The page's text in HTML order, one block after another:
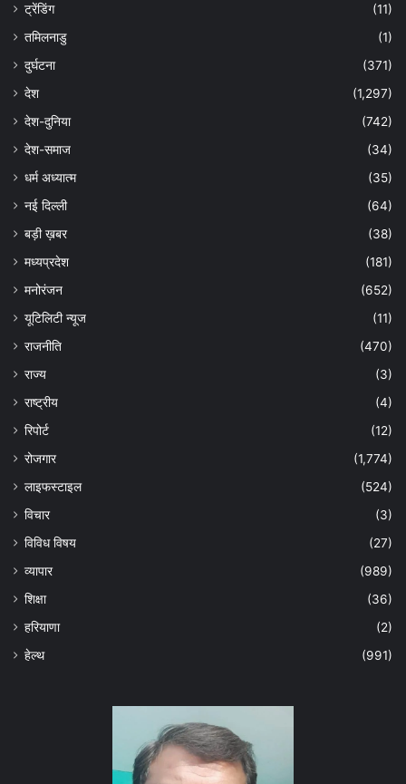
ट्रेंडिंग
(11)
तमिलनाडु
(1)
दुर्घटना
(371)
देश
(1,297)
देश-दुनिया
(742)
देश-समाज
(34)
धर्म अध्यात्म
(35)
नई दिल्ली
(64)
बड़ी ख़बर
(38)
मध्यप्रदेश
(181)
मनोरंजन
(652)
यूटिलिटी न्यूज
(11)
राजनीति
(470)
राज्य
(3)
राष्ट्रीय
(4)
रिपोर्ट
(12)
रोजगार
(1,774)
लाइफस्टाइल
(524)
विचार
(3)
विविध विषय
(27)
व्यापार
(989)
शिक्षा
(36)
हरियाणा
(2)
हेल्‍थ
(991)